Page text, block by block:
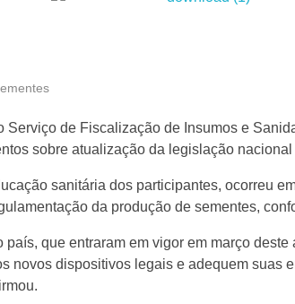
de Fiscalização de Insumos e
sobre atualização da legislação
sanitária dos participantes, ocorreu
da produção de sementes,
que entraram em vigor em março
novos dispositivos legais e adequem suas